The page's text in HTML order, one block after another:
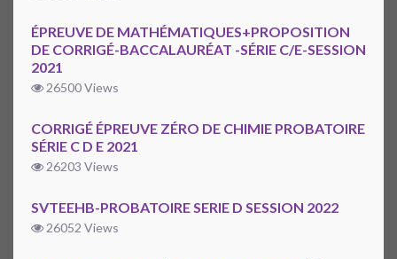
ÉPREUVE DE MATHÉMATIQUES+PROPOSITION
DE CORRIGÉ-BACCALAURÉAT -SÉRIE C/E-SESSION
2021
26500 Views
CORRIGÉ ÉPREUVE ZÉRO DE CHIMIE PROBATOIRE
SÉRIE C D E 2021
26203 Views
SVTEEHB-PROBATOIRE SERIE D SESSION 2022
26052 Views